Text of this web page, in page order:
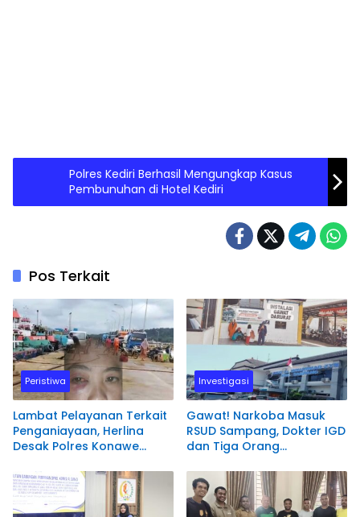
Polres Kediri Berhasil Mengungkap Kasus
Pembunuhan di Hotel Kediri
Pos Terkait
Peristiwa
Lambat Pelayanan Terkait
Penganiayaan, Herlina
Desak Polres Konawe
Laporannya.
Investigasi
Gawat! Narkoba Masuk
RSUD Sampang, Dokter IGD
dan Tiga Orang